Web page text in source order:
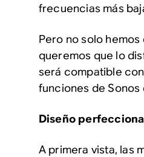
frecuencias más
Pero no solo
queremos que lo
será compatible
funciones de Sonos
Diseño
A primera vista, las